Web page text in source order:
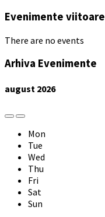
Evenimente viitoare
There are no events
Arhiva Evenimente
august 2026
Previous
Month
Next
Month
Mon
Tue
Wed
Thu
Fri
Sat
Sun